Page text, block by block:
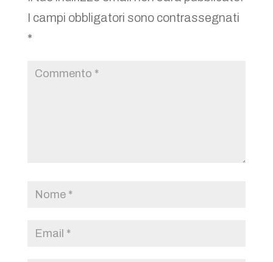
I campi obbligatori sono contrassegnati
*